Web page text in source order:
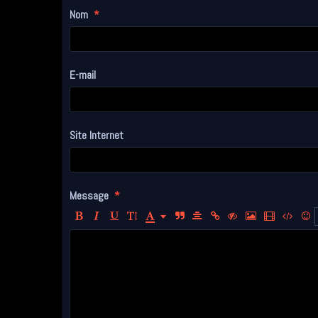
Nom
E-mail
Site Internet
Message